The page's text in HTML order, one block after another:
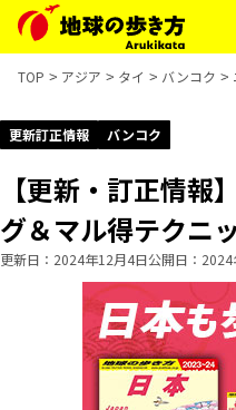
TOP アジア タイ バンコク
更新訂正情報 バンコク
【更新・訂正情
グ＆マル得テクニ
更新日 2024年12月4日公開日 2024